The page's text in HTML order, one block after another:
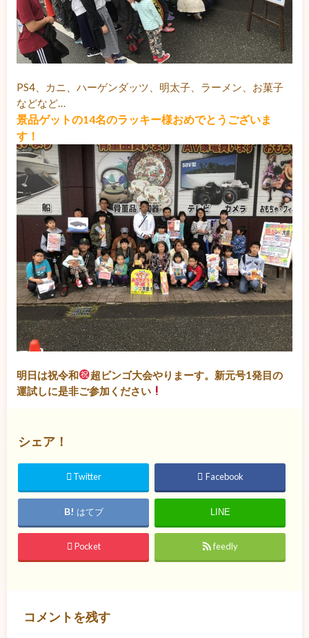
PS4、カニ、ハーゲンダッツ、明太子、ラーメン、お菓子
などなど…
景品ゲットの14名のラッキー様おめでとうございま
す！
明日は祝令和
超ビンゴ大会やりまーす。新元号1発目の
運試しに是非ご参加ください
シェア！
Twitter Facebook
はてブ LINE
Pocket feedly
コメントを残す